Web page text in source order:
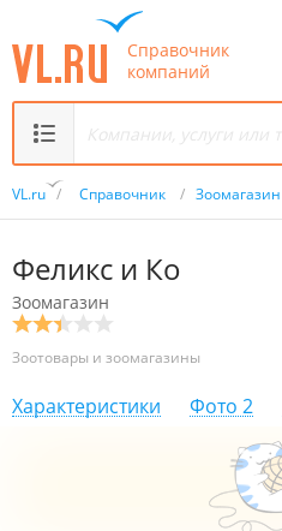
Справочник
компаний
VL.ru / Справочник / Зоомагазин
Феликс и Ко
Зоомагазин
Зоотовары и зоомагазины
Характеристики Фото 2